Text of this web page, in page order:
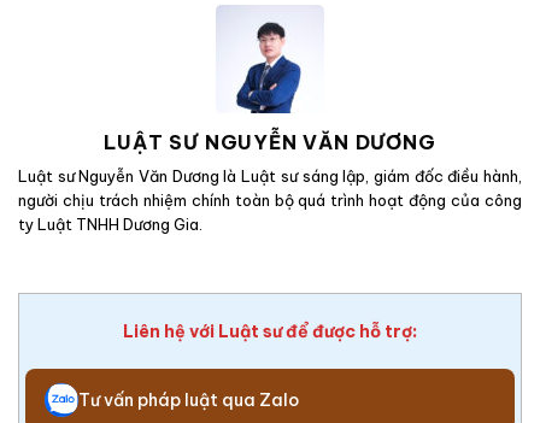
LUẬT SƯ NGUYỄN VĂN DƯƠNG
Luật sư Nguyễn Văn Dương là Luật sư sáng lập, giám đốc điều hành,
người chịu trách nhiệm chính toàn bộ quá trình hoạt động của công
ty Luật TNHH Dương Gia.
Liên hệ với Luật sư để được hỗ trợ:
Tư vấn pháp luật qua Zalo